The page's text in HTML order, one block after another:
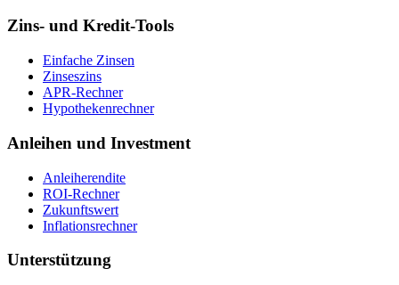
Zins- und Kredit-Tools
Einfache Zinsen
Zinseszins
APR-Rechner
Hypothekenrechner
Anleihen und Investment
Anleiherendite
ROI-Rechner
Zukunftswert
Inflationsrechner
Unterstützung